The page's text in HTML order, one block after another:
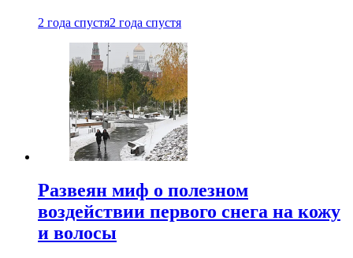
2 года спустя2 года спустя
Развеян миф о полезном
воздействии первого снега на кожу
и волосы